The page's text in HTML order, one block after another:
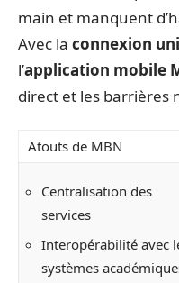
main et manquent
Avec la connexion
l’application mobile
direct et les barrières
Atouts de MBN
Centralisation des
services
Interopérabilité avec
systèmes